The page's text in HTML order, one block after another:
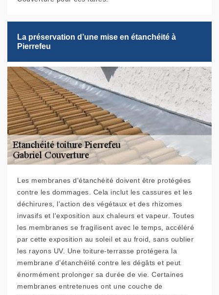
La préservation d’une mise en étanchéité à
Pierrefeu
Les membranes d'étanchéité doivent être protégées
contre les dommages. Cela inclut les cassures et les
déchirures, l'action des végétaux et des rhizomes
invasifs et l'exposition aux chaleurs et vapeur. Toutes
les membranes se fragilisent avec le temps, accéléré
par cette exposition au soleil et au froid, sans oublier
les rayons UV. Une toiture-terrasse protégera la
membrane d’étanchéité contre les dégâts et peut
énormément prolonger sa durée de vie. Certaines
membranes entretenues ont une couche de